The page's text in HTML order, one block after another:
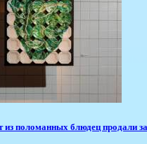
из поломанных блюдец продали